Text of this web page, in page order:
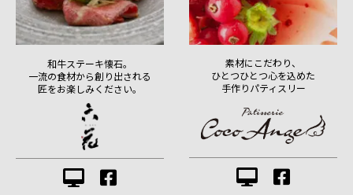
和牛ステーキ懐石。
一流の食材から創り出される
匠をお楽しみください。
素材にこだわり、
ひとつひとつ心を込めた
手作りパティスリー